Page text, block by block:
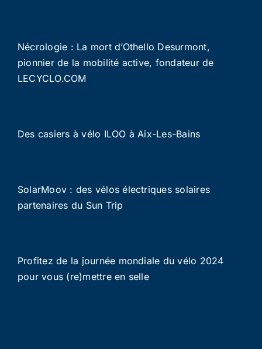
Nécrologie : La mort d’Othello Desurmont,
pionnier de la mobilité active, fondateur de
LECYCLO.COM
Des casiers à vélo ILOO à Aix-Les-Bains
SolarMoov : des vélos électriques solaires
partenaires du Sun Trip
Profitez de la journée mondiale du vélo 2024
pour vous (re)mettre en selle